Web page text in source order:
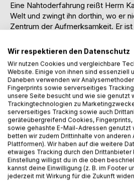
Eine Nahtoderfahrung reißt Herrn
Welt und zwingt ihn dorthin, wo er
Zentrum der Aufmerksamkeit. Er
Visionär. Und dennoch wird er zum
Bewegung, die sich den
entgegenstellt.
Was als vorsichtige Suche nach
seiner Führung zu einer neuen
heran. Er gibt ihr Richtung, Sprache
Karl wird Dominic. Aus Zweifeln
Und aus Zuhörern werden
Doch Dominic sieht seine
Gewissheiten und predigt einen
verlassen hat. Mit immer
versucht er, seine Mission zu
Wir respektieren den Datenschutz
Wir nutzen Cookies und vergleichbare
Website. Einige von ihnen sind essenziell
Daneben verwenden wir
Fingerprints sowie serverseitiges
unsere Seite besucht und wie sie genutzt
Trackingtechnologien zu
serverseitiges Tracking sowie auch
geräteübergreifend Cookies,
sowie gehashte E-Mail-Adressen genutzt
betten wir zudem Drittinhalte von anderen
Plattformen). Wir haben auf die weitere
etwaiges Tracking durch den Drittanbieter
Einstellung willigst du in die oben
kannst deine Einwilligung (z. B. im Footer
jederzeit mit Wirkung für die Zukunft